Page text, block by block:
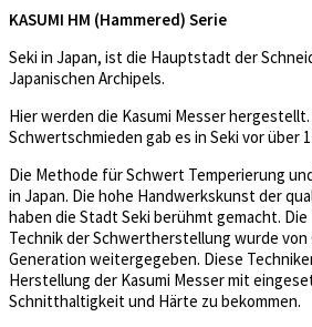
KASUMI HM (Hammered) Serie
Seki in Japan, ist die Hauptstadt der
Japanischen Archipels.
Hier werden die Kasumi Messer
Schwertschmieden gab es in Seki vor über
Die Methode für Schwert Temperierung
in Japan. Die hohe Handwerkskunst der
haben die Stadt Seki berühmt gemacht.
Technik der Schwertherstellung wurde von
Generation weitergegeben. Diese
Herstellung der Kasumi Messer mit
Schnitthaltigkeit und Härte zu bekommen.